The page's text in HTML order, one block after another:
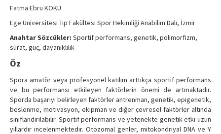
Contact Us
Fatma Ebru KOKU
Ege Üniversitesi Tıp Fakültesi Spor Hekimliği Anabilim Dalı, İzmir
Anahtar Sözcükler: Sportif performans, genetik, polimorfizm,
sürat, güç, dayanıklılık
Öz
Spora amatör veya profesyonel katılım arttıkça sportif performans
ve bu performansı etkileyen faktörlerin önemi de artmaktadır.
Sporda başarıyı belirleyen faktörler antrenman, genetik, epigenetik,
beslenme, motivasyon, ekipman ve diğer çevresel faktörler altında
sınıflandırılabilir. Sportif performans ve yetenekte genetik etki uzun
yıllardır incelenmektedir. Otozomal genler, mitokondriyal DNA ve Y